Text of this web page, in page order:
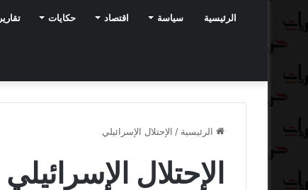
الرئيسية سياسة اقتصاد حكايات تقارير
الرئيسية / الإحتلال الإسرائيلي
الإحتلال الإسرائيلي